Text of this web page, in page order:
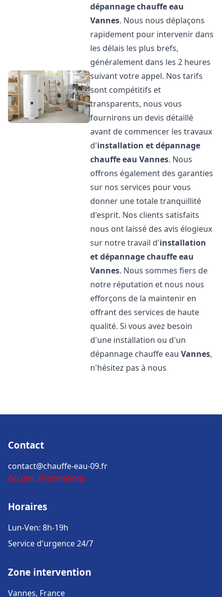
dépannage chauffe eau
Vannes. Nous nous déplaçons
rapidement pour intervenir dans
les délais les plus brefs,
généralement dans les 2 heures
suivant votre appel. Nos tarifs
sont compétitifs et
transparents, nous vous
fournirons un devis détaillé
avant de commencer les travaux
d'installation et dépannage
chauffe eau Vannes. Nous
offrons également des garanties
sur nos services pour vous
donner une totale tranquillité
d'esprit. Nos clients satisfaits
nous ont laissé des avis élogieux
sur notre travail d'installation
et dépannage chauffe eau
Vannes. Nous sommes fiers de
notre réputation et nous nous
efforçons de la maintenir en
offrant des services de haute
qualité. Si vous avez besoin
d'une installation ou d'un
dépannage chauffe eauVannes,
n'hésitez pas à nous
Contact
contact@chauffe-eau-09.fr
Accueil Informations
Horaires
Lun-Ven: 8h-19h
Service d'urgence 24/7
Zone intervention
Vannes, France